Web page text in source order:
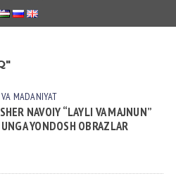
MАDАNIYAT
NAVOIY “LAYLI VA MAJNUN”
YONDOSH OBRAZLAR